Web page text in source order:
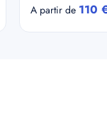
A partir de 110 €